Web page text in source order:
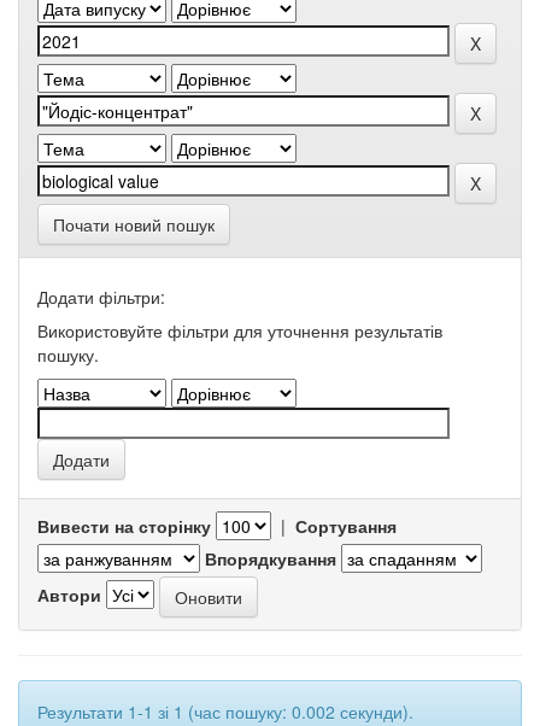
Почати новий пошук
Додати фільтри:
Використовуйте фільтри для уточнення результатів
пошуку.
Вивести на сторінку | Сортування
Впорядкування
Автори
Результати 1-1 зі 1 (час пошуку: 0.002 секунди).